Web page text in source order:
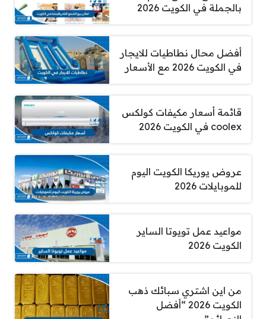
بالجملة في الكويت 2026
أفضل محال نطاطيات للايجار
في الكويت 2026 مع الأسعار
قائمة أسعار مكيفات كولكس
coolex في الكويت 2026
عروض يوريكا الكويت اليوم
للموبايلات 2026
مواعيد عمل تويوتا الساير
الكويت 2026
من اين اشتري سبائك ذهب
الكويت 2026 “أفضل